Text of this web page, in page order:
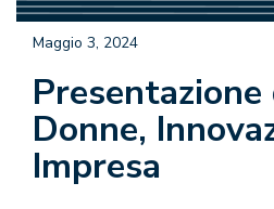
Donne,
Impresa
Maggio 3, 2024